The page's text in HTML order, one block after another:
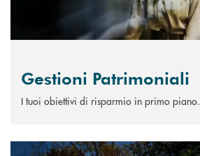
Gestioni Patrimoniali
I tuoi obiettivi di risparmio in primo piano.
Scopri di più Fondi comuni